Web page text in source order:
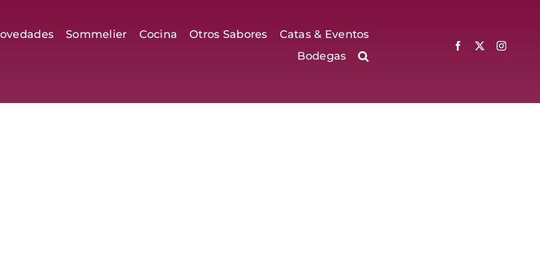
Sommelier Cocina Otros Sabores
Catas & Eventos
Bodegas